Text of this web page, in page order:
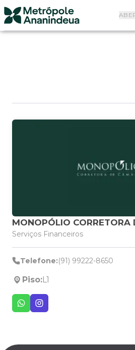
MONOPÓLIO CORRETORA
Serviços Financeiros
Telefone:(91) 99222-8650
Piso:L1